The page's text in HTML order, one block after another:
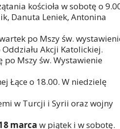
kościoła w sobotę o
Danuta Leniek, Antonina
po Mszy św.
Akcji Katolickiej.
po Mszy św. Wystawienie
Łące o 18.00. W niedzielę
w Turcji i Syrii oraz wojny
marca w piątek i w sobotę.